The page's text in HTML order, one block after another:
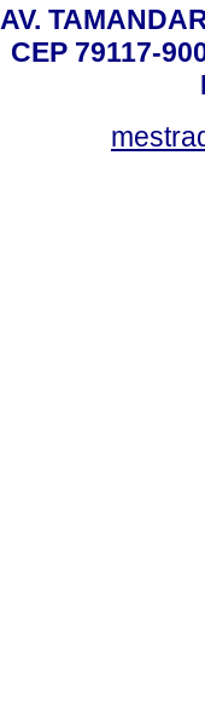
AV.
CEP 79117-